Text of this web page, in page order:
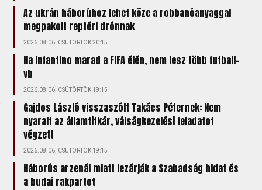
Az ukrán háborúhoz lehet köze a robbanóanyaggal
megpakolt reptéri drónnak
2026.08.06. CSÜTÖRTÖK 20:15
Ha Infantino marad a FIFA élén, nem lesz több futball-
vb
2026.08.06. CSÜTÖRTÖK 19:15
Gajdos László visszaszólt Takács Péternek: Nem
nyaralt az államtitkár, válságkezelési feladatot
végzett
2026.08.06. CSÜTÖRTÖK 19:15
Háborús arzenál miatt lezárják a Szabadság hidat és
a budai rakpartot